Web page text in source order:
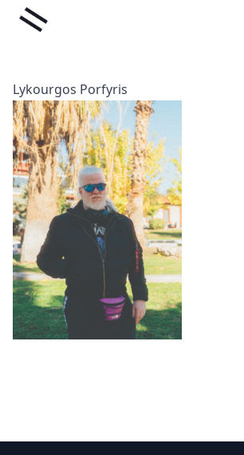
Μετάβαση
Liminal
Lykourgos Porfyris